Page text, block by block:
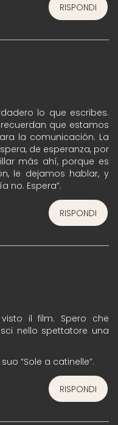
RISPONDI
lo que escribes.
que estamos
la comunicación. La
de esperanza, por
más ahí, porque es
le dejamos hablar, y
no. Espera”.
RISPONDI
il film. Spero che
nello spettatore una
“Sole a catinelle”.
RISPONDI